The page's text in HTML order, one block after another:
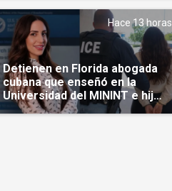
Hace 13 horas
Detienen en Florida abogada
cubana que enseñó en la
Universidad del MININT e hija
de diplomático cubano